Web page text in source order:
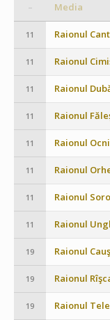
– Media
11 Raionul
11 Raionul
11 Raionul
11 Raionul
11 Raionul
11 Raionul
11 Raionul
11 Raionul
19 Raionul
19 Raionul
19 Raionul